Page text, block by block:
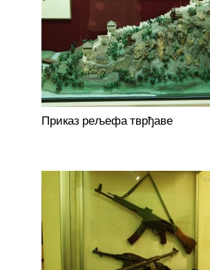
Приказ рељефа тврђаве